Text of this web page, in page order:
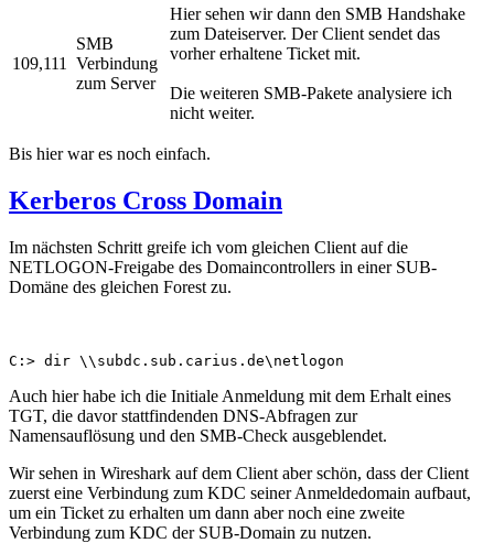
109,111
SMB
Verbindung
zum Server
Hier sehen wir dann den SMB Handshake
zum Dateiserver. Der Client sendet das
vorher erhaltene Ticket mit.
Die weiteren SMB-Pakete analysiere ich
nicht weiter.
Bis hier war es noch einfach.
Kerberos Cross Domain
Im nächsten Schritt greife ich vom gleichen Client auf die
NETLOGON-Freigabe des Domaincontrollers in einer SUB-
Domäne des gleichen Forest zu.
C:> dir \\subdc.sub.carius.de\netlogon
Auch hier habe ich die Initiale Anmeldung mit dem Erhalt eines
TGT, die davor stattfindenden DNS-Abfragen zur
Namensauflösung und den SMB-Check ausgeblendet.
Wir sehen in Wireshark auf dem Client aber schön, dass der Client
zuerst eine Verbindung zum KDC seiner Anmeldedomain aufbaut,
um ein Ticket zu erhalten um dann aber noch eine zweite
Verbindung zum KDC der SUB-Domain zu nutzen.